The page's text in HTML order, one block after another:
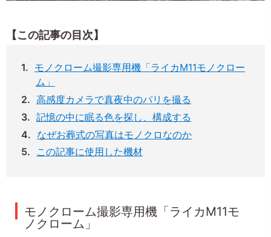
【この記事の目次】
モノクローム撮影専用機「ライカM11モノクロー
ム」
高感度カメラで真夜中のパリを撮る
記憶の中に眠る色を探し、構成する
なぜお葬式の写真はモノクロなのか
この記事に使用した機材
モノクローム撮影専用機「ライカM11モ
ノクローム」